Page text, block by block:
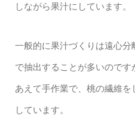
しながら果汁にしています。
一般的に果汁づくりは遠心
で抽出することが多いのです
あえて手作業で、桃の繊維
しています。